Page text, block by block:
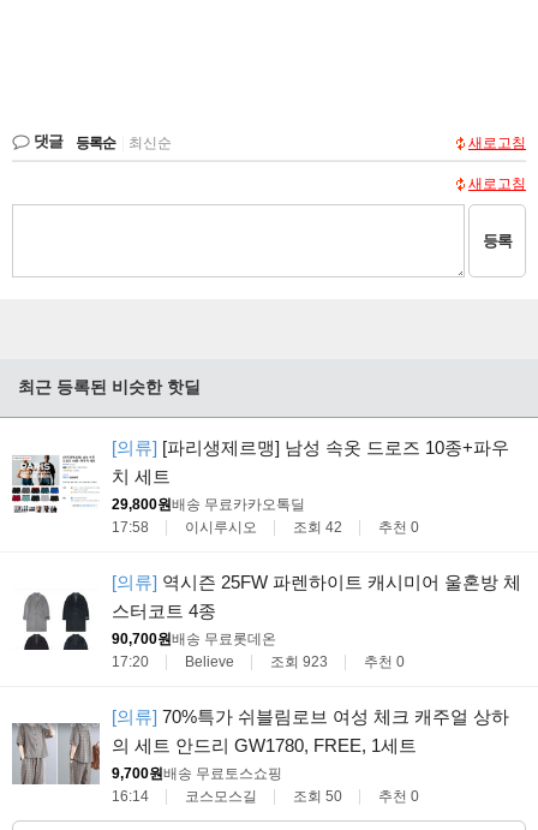
댓글 등록순 최신순 새로고침
새로고침
등록
최근 등록된 비슷한 핫딜
[의류] [파리생제르맹] 남성 속옷 드로즈 10종+파우
치 세트
29,800원배송 무료카카오톡딜
17:58
이시루시오 조회 42 추천 0
[의류] 역시즌 25FW 파렌하이트 캐시미어 울혼방 체
스터코트 4종
90,700원배송 무료롯데온
17:20
Believe 조회 923 추천 0
[의류] 70%특가 쉬블림로브 여성 체크 캐주얼 상하
의 세트 안드리 GW1780, FREE, 1세트
9,700원배송 무료토스쇼핑
16:14
코스모스길 조회 50 추천 0